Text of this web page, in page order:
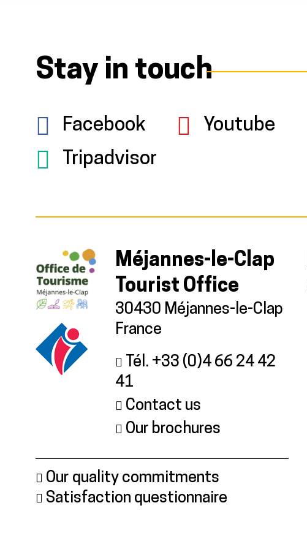
Stay in touch
Facebook
Youtube
Tripadvisor
Méjannes-le-Clap
Tourist Office
30430 Méjannes-le-Clap
France
Tél. +33 (0)4 66 24 42
41
Contact us
Our brochures
Our quality commitments
Satisfaction questionnaire